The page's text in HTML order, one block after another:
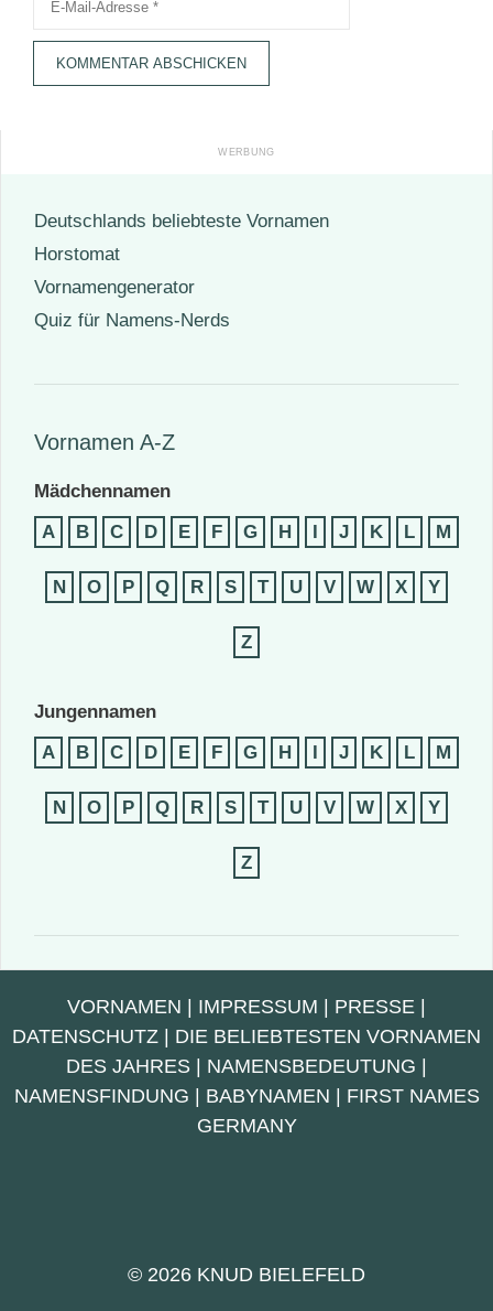
Deutschlands beliebteste Vornamen
Horstomat
Vornamengenerator
Quiz für Namens-Nerds
Vornamen A-Z
Mädchennamen
A
B C D E F G H I J K L M
N O P Q R S T U V W X Y
Z
Jungennamen
A
B C D E F G H I J K L M
N O P Q R S T U V W X Y
Z
VORNAMEN | IMPRESSUM | PRESSE |
DATENSCHUTZ | DIE BELIEBTESTEN VORNAMEN
DES JAHRES | NAMENSBEDEUTUNG |
NAMENSFINDUNG | BABYNAMEN | FIRST NAMES
GERMANY
© 2026 KNUD BIELEFELD